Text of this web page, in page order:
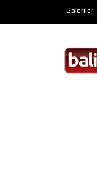
Galeriler